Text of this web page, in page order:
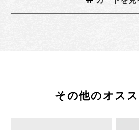
その他のオス